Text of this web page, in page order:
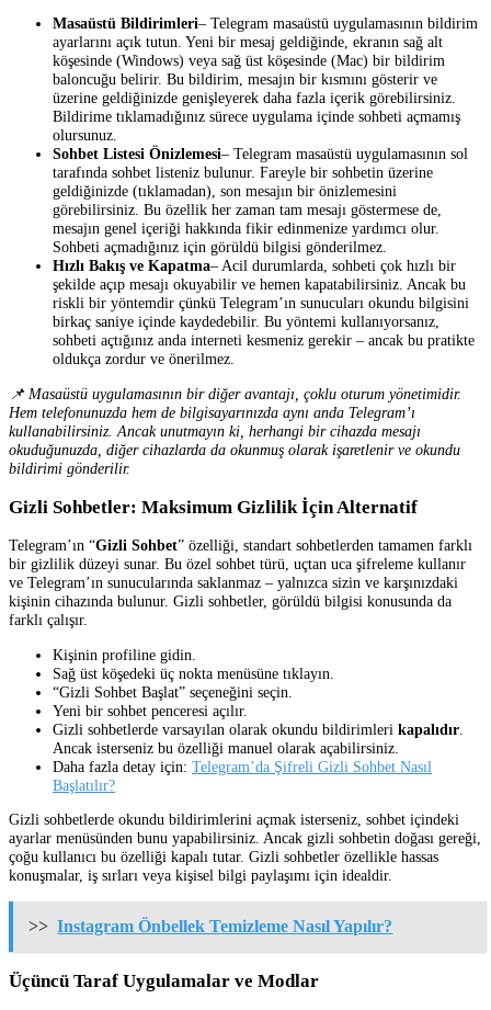
Masaüstü Bildirimleri– Telegram masaüstü uygulamasının bildirim
ayarlarını açık tutun. Yeni bir mesaj geldiğinde, ekranın sağ alt
köşesinde (Windows) veya sağ üst köşesinde (Mac) bir bildirim
baloncuğu belirir. Bu bildirim, mesajın bir kısmını gösterir ve
üzerine geldiğinizde genişleyerek daha fazla içerik görebilirsiniz.
Bildirime tıklamadığınız sürece uygulama içinde sohbeti açmamış
olursunuz.
Sohbet Listesi Önizlemesi– Telegram masaüstü uygulamasının sol
tarafında sohbet listeniz bulunur. Fareyle bir sohbetin üzerine
geldiğinizde (tıklamadan), son mesajın bir önizlemesini
görebilirsiniz. Bu özellik her zaman tam mesajı göstermese de,
mesajın genel içeriği hakkında fikir edinmenize yardımcı olur.
Sohbeti açmadığınız için görüldü bilgisi gönderilmez.
Hızlı Bakış ve Kapatma– Acil durumlarda, sohbeti çok hızlı bir
şekilde açıp mesajı okuyabilir ve hemen kapatabilirsiniz. Ancak bu
riskli bir yöntemdir çünkü Telegram’ın sunucuları okundu bilgisini
birkaç saniye içinde kaydedebilir. Bu yöntemi kullanıyorsanız,
sohbeti açtığınız anda interneti kesmeniz gerekir – ancak bu pratikte
oldukça zordur ve önerilmez.
📌 Masaüstü uygulamasının bir diğer avantajı, çoklu oturum yönetimidir.
Hem telefonunuzda hem de bilgisayarınızda aynı anda Telegram’ı
kullanabilirsiniz. Ancak unutmayın ki, herhangi bir cihazda mesajı
okuduğunuzda, diğer cihazlarda da okunmuş olarak işaretlenir ve okundu
bildirimi gönderilir.
Gizli Sohbetler: Maksimum Gizlilik İçin Alternatif
Telegram’ın “Gizli Sohbet” özelliği, standart sohbetlerden tamamen farklı
bir gizlilik düzeyi sunar. Bu özel sohbet türü, uçtan uca şifreleme kullanır
ve Telegram’ın sunucularında saklanmaz – yalnızca sizin ve karşınızdaki
kişinin cihazında bulunur. Gizli sohbetler, görüldü bilgisi konusunda da
farklı çalışır.
Kişinin profiline gidin.
Sağ üst köşedeki üç nokta menüsüne tıklayın.
“Gizli Sohbet Başlat” seçeneğini seçin.
Yeni bir sohbet penceresi açılır.
Gizli sohbetlerde varsayılan olarak okundu bildirimleri kapalıdır
Ancak isterseniz bu özelliği manuel olarak açabilirsiniz.
Daha fazla detay için: Telegram’da Şifreli Gizli Sohbet Nasıl
Başlatılır?
Gizli sohbetlerde okundu bildirimlerini açmak isterseniz, sohbet içindeki
ayarlar menüsünden bunu yapabilirsiniz. Ancak gizli sohbetin doğası gereği,
çoğu kullanıcı bu özelliği kapalı tutar. Gizli sohbetler özellikle hassas
konuşmalar, iş sırları veya kişisel bilgi paylaşımı için idealdir.
>> Instagram Önbellek Temizleme Nasıl Yapılır?
Üçüncü Taraf Uygulamalar ve Modlar